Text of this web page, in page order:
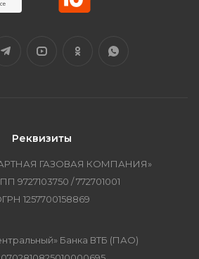
Реквизиты
ГАЗОВАЯ КОМПАНИЯ»
9727103750 / 772701001
1257700158869
Банка ВТБ (ПАО)